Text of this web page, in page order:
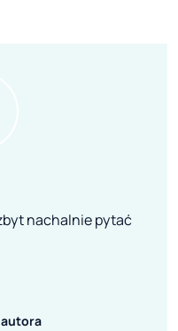
nachalnie pytać